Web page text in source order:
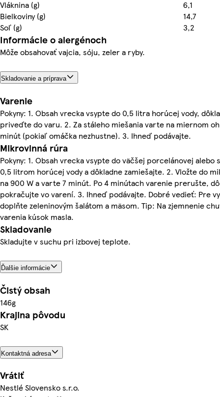
Vláknina (g)
6,1
Bielkoviny (g)
14,7
Soľ (g)
3,2
Informácie o alergénoch
Môže obsahovať vajcia, sóju, zeler a ryby.
Skladovanie a príprava
Varenie
Pokyny: 1. Obsah vrecka vsypte do 0,5 litra horúcej vody,
priveďte do varu. 2. Za stáleho miešania varte na miernom
minút (pokiaľ omáčka nezhustne). 3. Ihneď podávajte.
Mikrovlnná rúra
Pokyny: 1. Obsah vrecka vsypte do väčšej porcelánovej alebo
0,5 litrom horúcej vody a dôkladne zamiešajte. 2. Vložte do
na 900 W a varte 7 minút. Po 4 minútach varenie prerušte,
pokračujte vo varení. 3. Ihneď podávajte. Dobré vedieť: Pre
doplňte zeleninovým šalátom a mäsom. Tip: Na zjemnenie
varenia kúsok masla.
Skladovanie
Skladujte v suchu pri izbovej teplote.
Ďalšie informácie
Čistý obsah
146g
Krajina pôvodu
SK
Kontaktná adresa
Vrátiť
Nestlé Slovensko s.r.o.